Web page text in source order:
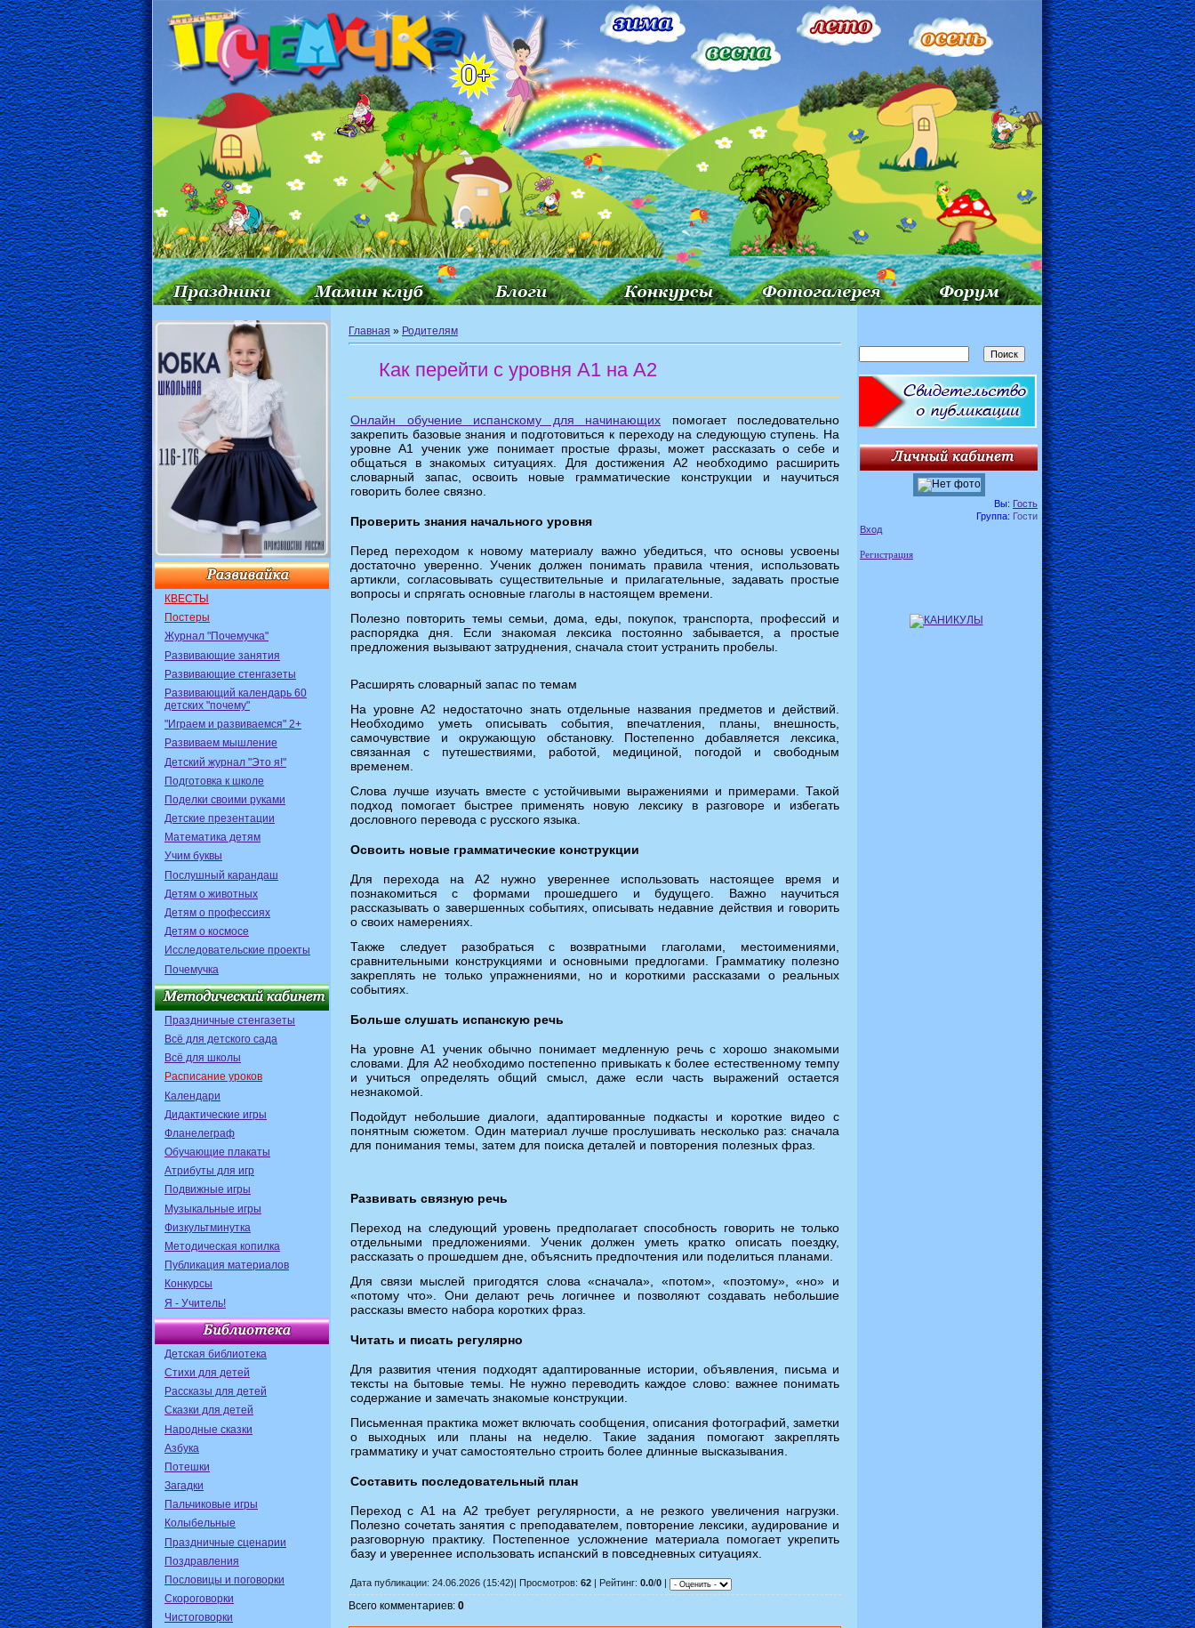
КВЕСТЫ
Постеры
Журнал "Почемучка"
Развивающие занятия
Развивающие стенгазеты
Развивающий календарь 60
детских "почему"
"Играем и развиваемся" 2+
Развиваем мышление
Детский журнал "Это я!"
Подготовка к школе
Поделки своими руками
Детские презентации
Математика детям
Учим буквы
Послушный карандаш
Детям о животных
Детям о профессиях
Детям о космосе
Исследовательские проекты
Почемучка
Праздничные стенгазеты
Всё для детского сада
Всё для школы
Расписание уроков
Календари
Дидактические игры
Фланелеграф
Обучающие плакаты
Атрибуты для игр
Подвижные игры
Музыкальные игры
Физкультминутка
Методическая копилка
Публикация материалов
Конкурсы
Я - Учитель!
Детская библиотека
Стихи для детей
Рассказы для детей
Сказки для детей
Народные сказки
Азбука
Потешки
Загадки
Пальчиковые игры
Колыбельные
Праздничные сценарии
Поздравления
Пословицы и поговорки
Скороговорки
Чистоговорки
Главная » Родителям
Как перейти с уровня A1 на A2
Онлайн обучение испанскому для начинающих помогает последовательно
закрепить базовые знания и подготовиться к переходу на следующую ступень. На
уровне A1 ученик уже понимает простые фразы, может рассказать о себе и
общаться в знакомых ситуациях. Для достижения A2 необходимо расширить
словарный запас, освоить новые грамматические конструкции и научиться
говорить более связно.
Проверить знания начального уровня
Перед переходом к новому материалу важно убедиться, что основы усвоены
достаточно уверенно. Ученик должен понимать правила чтения, использовать
артикли, согласовывать существительные и прилагательные, задавать простые
вопросы и спрягать основные глаголы в настоящем времени.
Полезно повторить темы семьи, дома, еды, покупок, транспорта, профессий и
распорядка дня. Если знакомая лексика постоянно забывается, а простые
предложения вызывают затруднения, сначала стоит устранить пробелы.
Расширять словарный запас по темам
На уровне A2 недостаточно знать отдельные названия предметов и действий.
Необходимо уметь описывать события, впечатления, планы, внешность,
самочувствие и окружающую обстановку. Постепенно добавляется лексика,
связанная с путешествиями, работой, медициной, погодой и свободным
временем.
Слова лучше изучать вместе с устойчивыми выражениями и примерами. Такой
подход помогает быстрее применять новую лексику в разговоре и избегать
дословного перевода с русского языка.
Освоить новые грамматические конструкции
Для перехода на A2 нужно увереннее использовать настоящее время и
познакомиться с формами прошедшего и будущего. Важно научиться
рассказывать о завершенных событиях, описывать недавние действия и говорить
о своих намерениях.
Также следует разобраться с возвратными глаголами, местоимениями,
сравнительными конструкциями и основными предлогами. Грамматику полезно
закреплять не только упражнениями, но и короткими рассказами о реальных
событиях.
Больше слушать испанскую речь
На уровне A1 ученик обычно понимает медленную речь с хорошо знакомыми
словами. Для A2 необходимо постепенно привыкать к более естественному темпу
и учиться определять общий смысл, даже если часть выражений остается
незнакомой.
Подойдут небольшие диалоги, адаптированные подкасты и короткие видео с
понятным сюжетом. Один материал лучше прослушивать несколько раз: сначала
для понимания темы, затем для поиска деталей и повторения полезных фраз.
Развивать связную речь
Переход на следующий уровень предполагает способность говорить не только
отдельными предложениями. Ученик должен уметь кратко описать поездку,
рассказать о прошедшем дне, объяснить предпочтения или поделиться планами.
Для связи мыслей пригодятся слова «сначала», «потом», «поэтому», «но» и
«потому что». Они делают речь логичнее и позволяют создавать небольшие
рассказы вместо набора коротких фраз.
Читать и писать регулярно
Для развития чтения подходят адаптированные истории, объявления, письма и
тексты на бытовые темы. Не нужно переводить каждое слово: важнее понимать
содержание и замечать знакомые конструкции.
Письменная практика может включать сообщения, описания фотографий, заметки
о выходных или планы на неделю. Такие задания помогают закреплять
грамматику и учат самостоятельно строить более длинные высказывания.
Составить последовательный план
Переход с A1 на A2 требует регулярности, а не резкого увеличения нагрузки.
Полезно сочетать занятия с преподавателем, повторение лексики, аудирование и
разговорную практику. Постепенное усложнение материала помогает укрепить
базу и увереннее использовать испанский в повседневных ситуациях.
Дата публикации: 24.06.2026 (15:42)| Просмотров: 62 | Рейтинг: 0.0/0
Всего комментариев: 0
Вы: Гость
Группа: Гости
Вход
Регистрация